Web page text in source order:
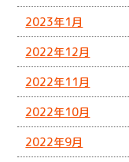
2023年1月
2022年12月
2022年11月
2022年10月
2022年9月